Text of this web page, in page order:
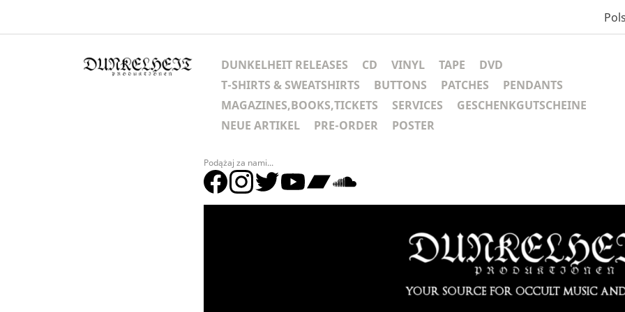
DUNKELHEIT RELEASES CD VINYL TAPE
DVD
T-SHIRTS & SWEATSHIRTS
BUTTONS PATCHES
PENDANTS
MAGAZINES,BOOKS,TICKETS
SERVICES
GESCHENKGUTSCHEINE
NEUE ARTIKEL
PRE-ORDER POSTER
Podążaj za nami...